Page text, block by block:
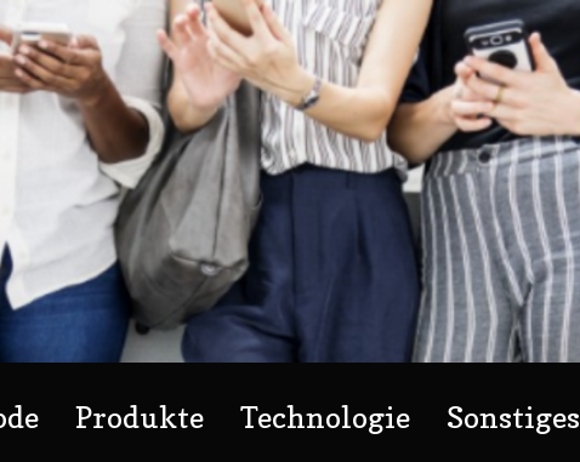
Produkte Technologie Sonstiges